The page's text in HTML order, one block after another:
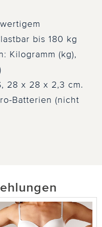
bis 180 kg
Kilogramm (kg),
28 x 28 x 2,3 cm.
Batterien (nicht